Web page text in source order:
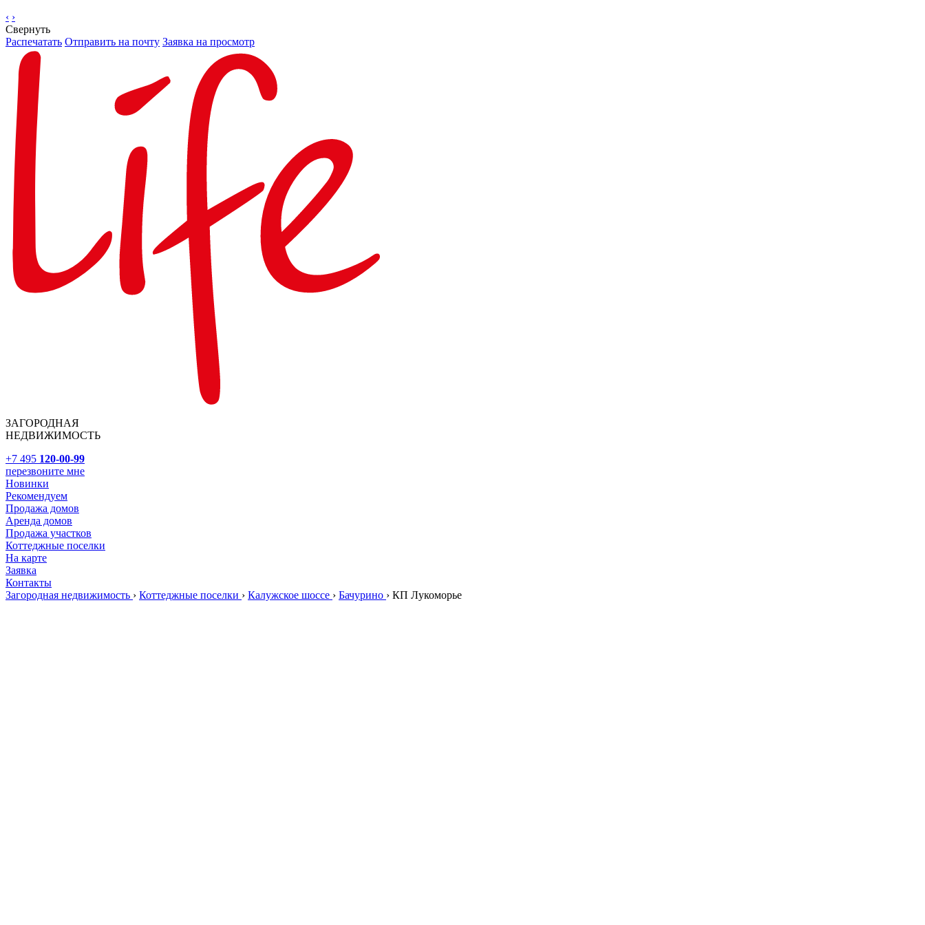
‹ ›
Свернуть
Распечатать Отправить на почту Заявка на просмотр
ЗАГОРОДНАЯ
НЕДВИЖИМОСТЬ
+7 495 120-00-99
перезвоните мне
Новинки
Рекомендуем
Продажа домов
Аренда домов
Продажа участков
Коттеджные поселки
На карте
Заявка
Контакты
Загородная недвижимость › Коттеджные поселки › Калужское шоссе › Бачурино › КП Лукоморье